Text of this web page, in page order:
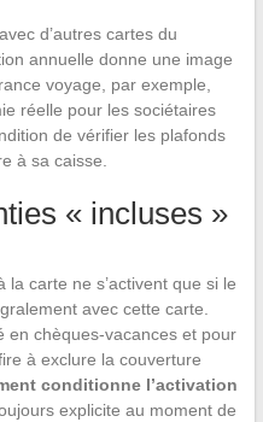
d’autres cartes du
annuelle donne une image
voyage, par exemple,
réelle pour les sociétaires
de vérifier les plafonds
à sa caisse.
« incluses »
carte ne s’activent que si le
avec cette carte.
en chèques-vacances et pour
à exclure la couverture
conditionne l’activation
explicite au moment de